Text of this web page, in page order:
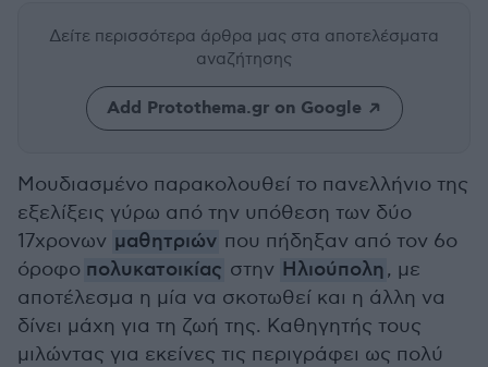
Δείτε περισσότερα άρθρα μας στα αποτελέσματα
αναζήτησης
Add Protothema.gr on Google
Μουδιασμένο παρακολουθεί το πανελλήνιο της
εξελίξεις γύρω από την υπόθεση των δύο
17χρονων μαθητριών που πήδηξαν από τον 6ο
όροφο πολυκατοικίας στην Ηλιούπολη, με
αποτέλεσμα η μία να σκοτωθεί και η άλλη να
δίνει μάχη για τη ζωή της. Καθηγητής τους
μιλώντας για εκείνες τις περιγράφει ως πολύ